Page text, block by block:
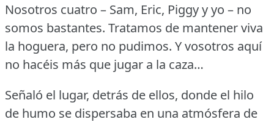
Nosotros cuatro – Sam, Eric, Piggy y yo – no
somos bastantes. Tratamos de mantener viva
la hoguera, pero no pudimos. Y vosotros aquí
no hacéis más que jugar a la caza…
Señaló el lugar, detrás de ellos, donde el hilo
de humo se dispersaba en una atmósfera de